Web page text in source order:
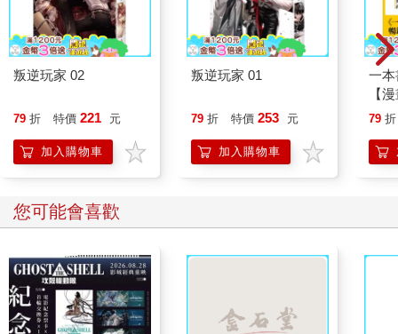
人性的墮落與貪婪？
在電影《阿拉斯加之死》（Into the Wild）裡，同樣年輕的理想主
義者Christopher面對大海時這麼說道：「我知道在生活中並不一
定要堅強，但重要的是能夠堅強並且能夠感到堅強。」大約半年
或許，十多年來漫長的準備與等待，早就足以應付醫師對於病情
略顯刻意的輕鬆描述。步出診間之時，內心倒也因此感到舒坦寬
適，彷彿從長久以來的盲目與未知中，獲得真正的自由解放。而
加速推動手中「摩托車環遊中國」的旅行計畫，而不是作為原先
給自己碩士班畢業的獎勵。或許，如今回頭看待這趟旅行裡的冒
式展現面對生活的勇氣。猶然記得出發的前一天夜裡，我在日記
裡寫道：「雖然這是一個連自己都感到無比荒唐的想法，但任何
意義及其延伸的可能，都始於一種看似不切實際的執著。面對即
將展開的摩托車環中國之旅，能夠獲得怎樣的回報，只有當自己
叛逆玩家 02
79 折 特價 221 元
加入購物車
叛逆玩家 01
79 折 特價 253 元
加入購物車
一
【
行
「
學方
79 折
您可能會喜歡